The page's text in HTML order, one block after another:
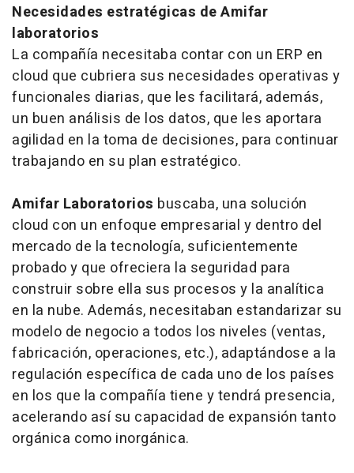
Necesidades estratégicas de Amifar
laboratorios
La compañía necesitaba contar con un ERP en
cloud que cubriera sus necesidades operativas y
funcionales diarias, que les facilitará, además,
un buen análisis de los datos, que les aportara
agilidad en la toma de decisiones, para continuar
trabajando en su plan estratégico.
Amifar Laboratorios buscaba, una solución
cloud con un enfoque empresarial y dentro del
mercado de la tecnología, suficientemente
probado y que ofreciera la seguridad para
construir sobre ella sus procesos y la analítica
en la nube. Además, necesitaban estandarizar su
modelo de negocio a todos los niveles (ventas,
fabricación, operaciones, etc.), adaptándose a la
regulación específica de cada uno de los países
en los que la compañía tiene y tendrá presencia,
acelerando así su capacidad de expansión tanto
orgánica como inorgánica.